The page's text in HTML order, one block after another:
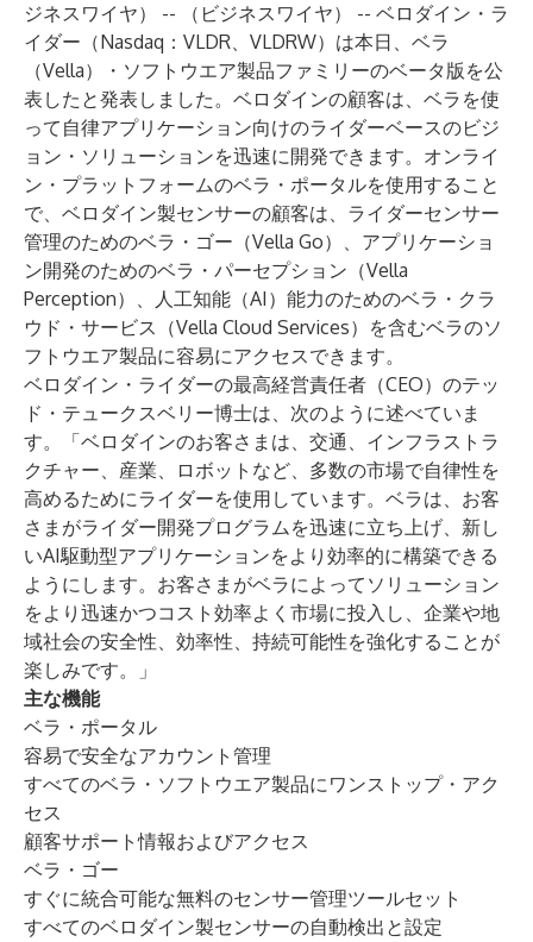
ジネスワイヤ） -- （ビジネスワイヤ） -- ベロダイン・ラ
イダー （Nasdaq：VLDR、VLDRW）は本日、ベラ
（Vella）・ソフトウエア製品ファミリーのベータ版を公
表したと発表しました。ベロダインの顧客は、 ベラ を使
って自律アプリケーション向けのライダーベースのビジ
ョン・ソリューションを迅速に開発できます。オンライ
ン・プラットフォームのベラ・ポータルを使用すること
で、ベロダイン製センサーの顧客は、ライダーセンサー
管理のためのベラ・ゴー（Vella Go）、アプリケーショ
ン開発のためのベラ・パーセプション（Vella
Perception）、人工知能（AI）能力のためのベラ・クラ
ウド・サービス（Vella Cloud Services）を含むベラのソ
フトウエア製品に容易にアクセスできます。
ベロダイン・ライダーの最高経営責任者（CEO）のテッ
ド・テュークスベリー博士は、次のように述べていま
す。「ベロダインのお客さまは、交通、インフラストラ
クチャー、産業、ロボットなど、多数の市場で自律性を
高めるためにライダーを使用しています。ベラは、お客
さまがライダー開発プログラムを迅速に立ち上げ、新し
いAI駆動型アプリケーションをより効率的に構築できる
ようにします。お客さまがベラによってソリューション
をより迅速かつコスト効率よく市場に投入し、企業や地
域社会の安全性、効率性、持続可能性を強化することが
楽しみです。」
主な機能
ベラ・ポータル
容易で安全なアカウント管理
すべてのベラ・ソフトウエア製品にワンストップ・アク
セス
顧客サポート情報およびアクセス
ベラ・ゴー
すぐに統合可能な無料のセンサー管理ツールセット
すべてのベロダイン製センサーの自動検出と設定